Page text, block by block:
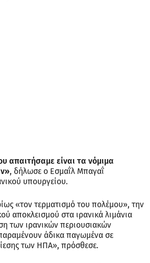
απαιτήσαμε είναι τα νόμιμα
, δήλωσε ο Εσμαΐλ Μπαγαΐ
υπουργείου.
«τον τερματισμό του πολέμου», την
αποκλεισμού στα ιρανικά λιμάνια
των ιρανικών περιουσιακών
άδικα παγωμένα σε
των ΗΠΑ», πρόσθεσε.